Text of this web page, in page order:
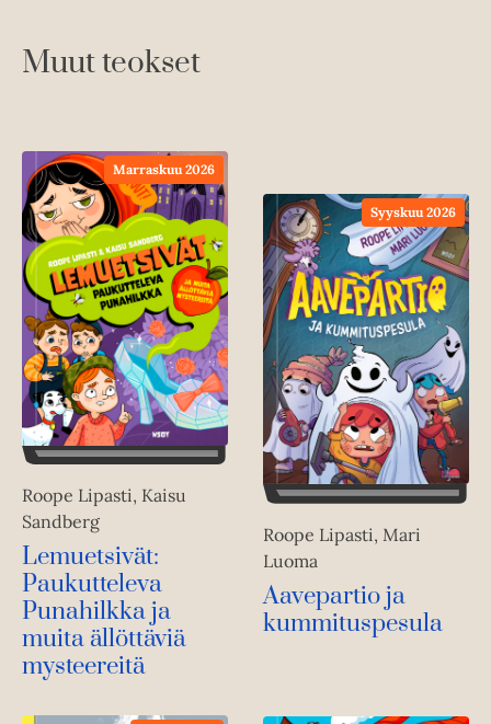
Muut teokset
Marraskuu 2026
Roope Lipasti, Kaisu
Sandberg
Lemuetsivät:
Paukutteleva
Punahilkka ja
muita ällöttäviä
mysteereitä
Syyskuu 2026
Roope Lipasti, Mari
Luoma
Aavepartio ja
kummituspesula